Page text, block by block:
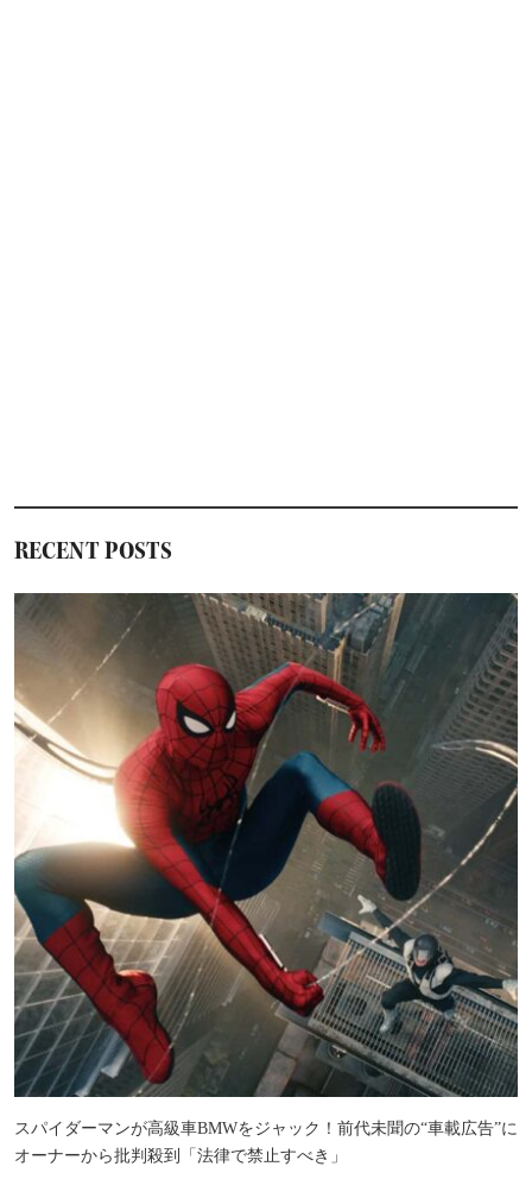
RECENT POSTS
スパイダーマンが高級車BMWをジャック！前代未聞の“車載広告”に
オーナーから批判殺到「法律で禁止すべき」